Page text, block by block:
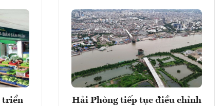
triển
Hải Phòng tiếp tục điều chỉnh